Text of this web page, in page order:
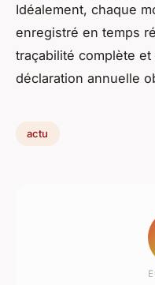
Idéalement, chaque
enregistré en temps
traçabilité complète
déclaration annuelle
actu